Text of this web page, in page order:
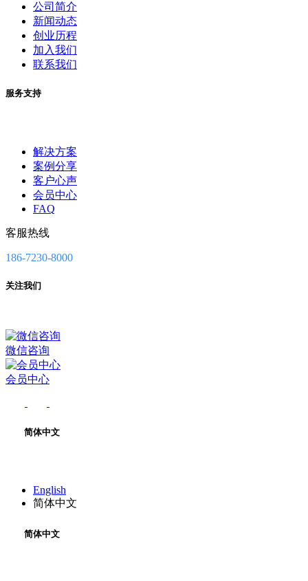
公司简介
新闻动态
创业历程
加入我们
联系我们
服务支持
解决方案
案例分享
客户心声
会员中心
FAQ
客服热线
186-7230-8000
关注我们
微信咨询
会员中心
简体中文
English
简体中文
简体中文